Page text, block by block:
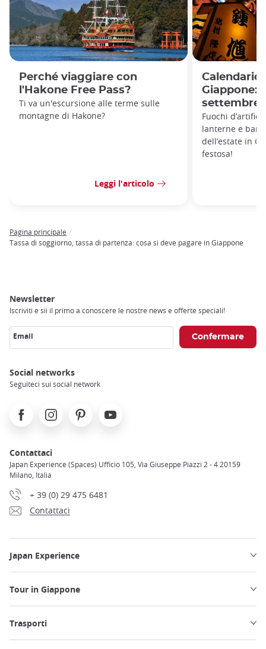
Perché viaggiare con
l'Hakone Free Pass?
Ti va un'escursione alle terme sulle
montagne di Hakone?
Leggi l'articolo
Calendario
Giappone:
settembre
Fuochi
lanterne e
dell’estate in
festosa!
Breadcrumb
Pagina principale
Tassa di soggiorno, tassa di partenza: cosa si deve pagare in Giappone
Newsletter
Iscriviti e sii il primo a conoscere le nostre news e offerte speciali!
Email
Social networks
Seguiteci sui social network
FacebookInstagramPinterest Youtube
Contattaci
Japan Experience (Spaces) Ufficio 105, Via Giuseppe Piazzi 2 - 4 20159
Milano, Italia
+ 39 (0) 29 475 6481
Contattaci
Japan Experience
Tour in Giappone
Trasporti